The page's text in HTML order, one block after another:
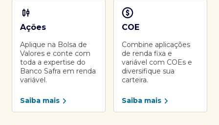
Ações
Aplique na Bolsa de
Valores e conte com
toda a expertise do
Banco Safra em renda
variável.
Saiba mais
COE
Combine aplicações
de renda fixa e
variável com COEs e
diversifique sua
carteira.
Saiba mais